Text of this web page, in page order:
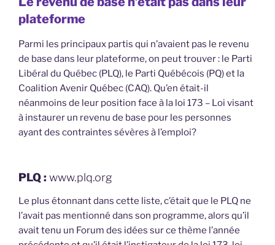
plateforme
Parmi les principaux partis qui n’avaient pas le revenu
de base dans leur plateforme, on peut trouver : le Parti
Libéral du Québec (PLQ), le Parti Québécois (PQ) et la
Coalition Avenir Québec (CAQ). Qu’en était-il
néanmoins de leur position face à la loi 173 – Loi visant
à instaurer un revenu de base pour les personnes
ayant des contraintes sévères à l’emploi?
PLQ : www.plq.org
Le plus étonnant dans cette liste, c’était que le PLQ ne
l’avait pas mentionné dans son programme, alors qu’il
avait tenu un Forum des idées sur ce thème l’année